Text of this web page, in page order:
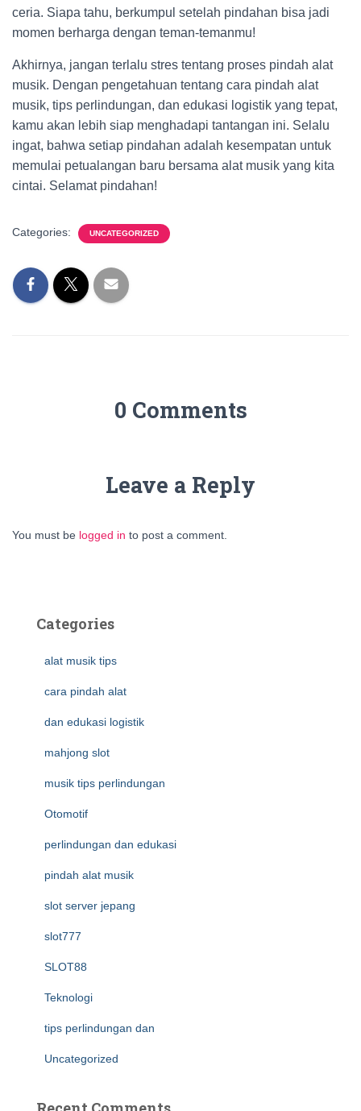
ceria. Siapa tahu, berkumpul setelah pindahan bisa jadi
momen berharga dengan teman-temanmu!
Akhirnya, jangan terlalu stres tentang proses pindah alat
musik. Dengan pengetahuan tentang cara pindah alat
musik, tips perlindungan, dan edukasi logistik yang tepat,
kamu akan lebih siap menghadapi tantangan ini. Selalu
ingat, bahwa setiap pindahan adalah kesempatan untuk
memulai petualangan baru bersama alat musik yang kita
cintai. Selamat pindahan!
Categories: UNCATEGORIZED
0 Comments
Leave a Reply
You must be logged in to post a comment.
Categories
alat musik tips
cara pindah alat
dan edukasi logistik
mahjong slot
musik tips perlindungan
Otomotif
perlindungan dan edukasi
pindah alat musik
slot server jepang
slot777
SLOT88
Teknologi
tips perlindungan dan
Uncategorized